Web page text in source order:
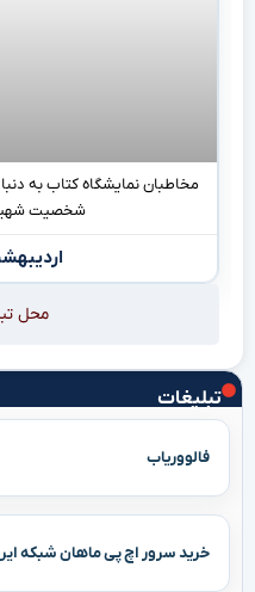
تبلیغات
فالووریاب
خرید سرور اچ پی ماهان شبکه
مخاطبان نمایشگاه کتاب به
شخصیت
اردیبهشت
محل